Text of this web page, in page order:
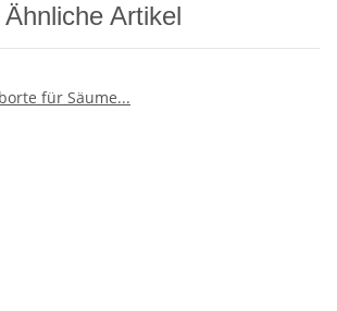
Ähnliche Artikel